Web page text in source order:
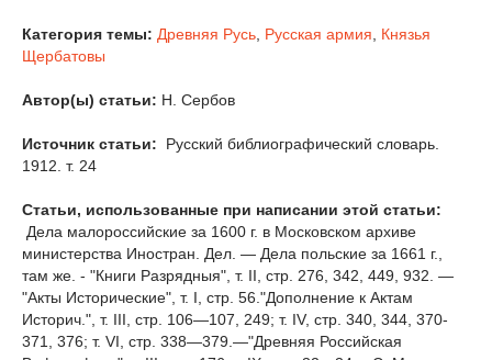
Категория темы: Древняя Русь Русская армия
Князья
Щербатовы
Автор(ы) статьи: Н. Сербов
Источник статьи:
Русский библиографический словарь.
1912. т. 24
Статьи, использованные при написании этой статьи:
Дела малороссийские за 1600 г. в Московском архиве
министерства Иностран. Дел. — Дела польские за 1661 г.,
там же. - "Книги Разрядныя", т. II, стр. 276, 342, 449, 932. —
"Акты Исторические", т. I, стр. 56."Дополнение к Актам
Историч.", т. III, стр. 106—107, 249; т. IV, стр. 340, 344, 370-
371, 376; т. VI, стр. 338—379.—"Древняя Российская